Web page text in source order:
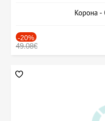
Корона -
-20%
49.08€